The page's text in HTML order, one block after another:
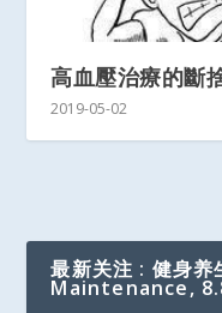
高血壓治療的斷
2019-05-02
最新关注 : 健身
Maintenance,